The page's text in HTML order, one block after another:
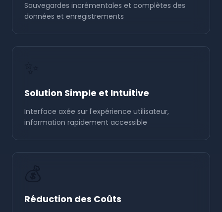
Sauvegardes incrémentales et complètes des
données et enregistrements
Solution Simple et Intuitive
Interface axée sur l'expérience utilisateur,
information rapidement accessible
Réduction des Coûts